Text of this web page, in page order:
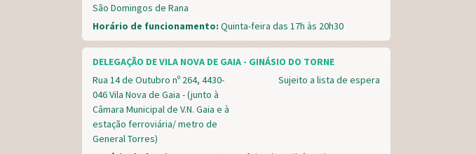
São Domingos de Rana
Horário de funcionamento: Quinta-feira das 17h às 20h30
DELEGAÇÃO DE VILA NOVA DE GAIA - GINÁSIO DO TORNE
Rua 14 de Outubro nº 264, 4430-
046 Vila Nova de Gaia - (junto à
Câmara Municipal de V.N. Gaia e à
estação ferroviária/ metro de
General Torres)
Sujeito a lista de espera